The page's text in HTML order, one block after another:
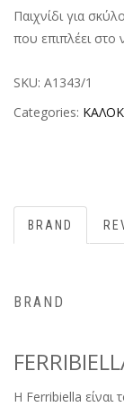
Παιχνίδι για
που επιπλέει στο
SKU: A1343/1
Categories:
BRAND
BRAND
H Ferribiella είναι